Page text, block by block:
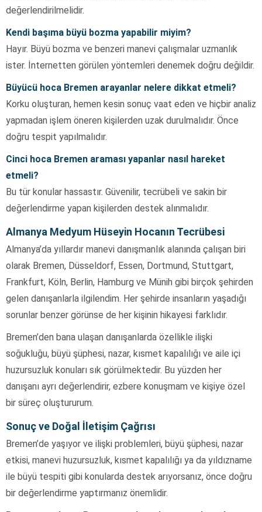
değerlendirilmelidir.
Kendi başıma büyü bozma yapabilir miyim?
Hayır. Büyü bozma ve benzeri manevi çalışmalar uzmanlık
ister. İnternetten görülen yöntemleri denemek doğru değildir.
Büyücü hoca Bremen arayanlar nelere dikkat etmeli?
Korku oluşturan, hemen kesin sonuç vaat eden ve hiçbir analiz
yapmadan işlem öneren kişilerden uzak durulmalıdır. Önce
doğru tespit yapılmalıdır.
Cinci hoca Bremen araması yapanlar nasıl hareket
etmeli?
Bu tür konular hassastır. Güvenilir, tecrübeli ve sakin bir
değerlendirme yapan kişilerden destek alınmalıdır.
Almanya Medyum Hüseyin Hocanın Tecrübesi
Almanya’da yıllardır manevi danışmanlık alanında çalışan biri
olarak Bremen, Düsseldorf, Essen, Dortmund, Stuttgart,
Frankfurt, Köln, Berlin, Hamburg ve Münih gibi birçok şehirden
gelen danışanlarla ilgilendim. Her şehirde insanların yaşadığı
sorunlar benzer görünse de her kişinin hikayesi farklıdır.
Bremen’den bana ulaşan danışanlarda özellikle ilişki
soğukluğu, büyü şüphesi, nazar, kısmet kapalılığı ve aile içi
huzursuzluk konuları sık görülmektedir. Bu yüzden her
danışanı ayrı değerlendirir, ezbere konuşmam ve kişiye özel
bir süreç oluştururum.
Sonuç ve Doğal İletişim Çağrısı
Bremen’de yaşıyor ve ilişki problemleri, büyü şüphesi, nazar
etkisi, manevi huzursuzluk, kısmet kapalılığı ya da yıldızname
ile büyü tespiti gibi konularda destek arıyorsanız, önce doğru
bir değerlendirme yaptırmanız önemlidir.